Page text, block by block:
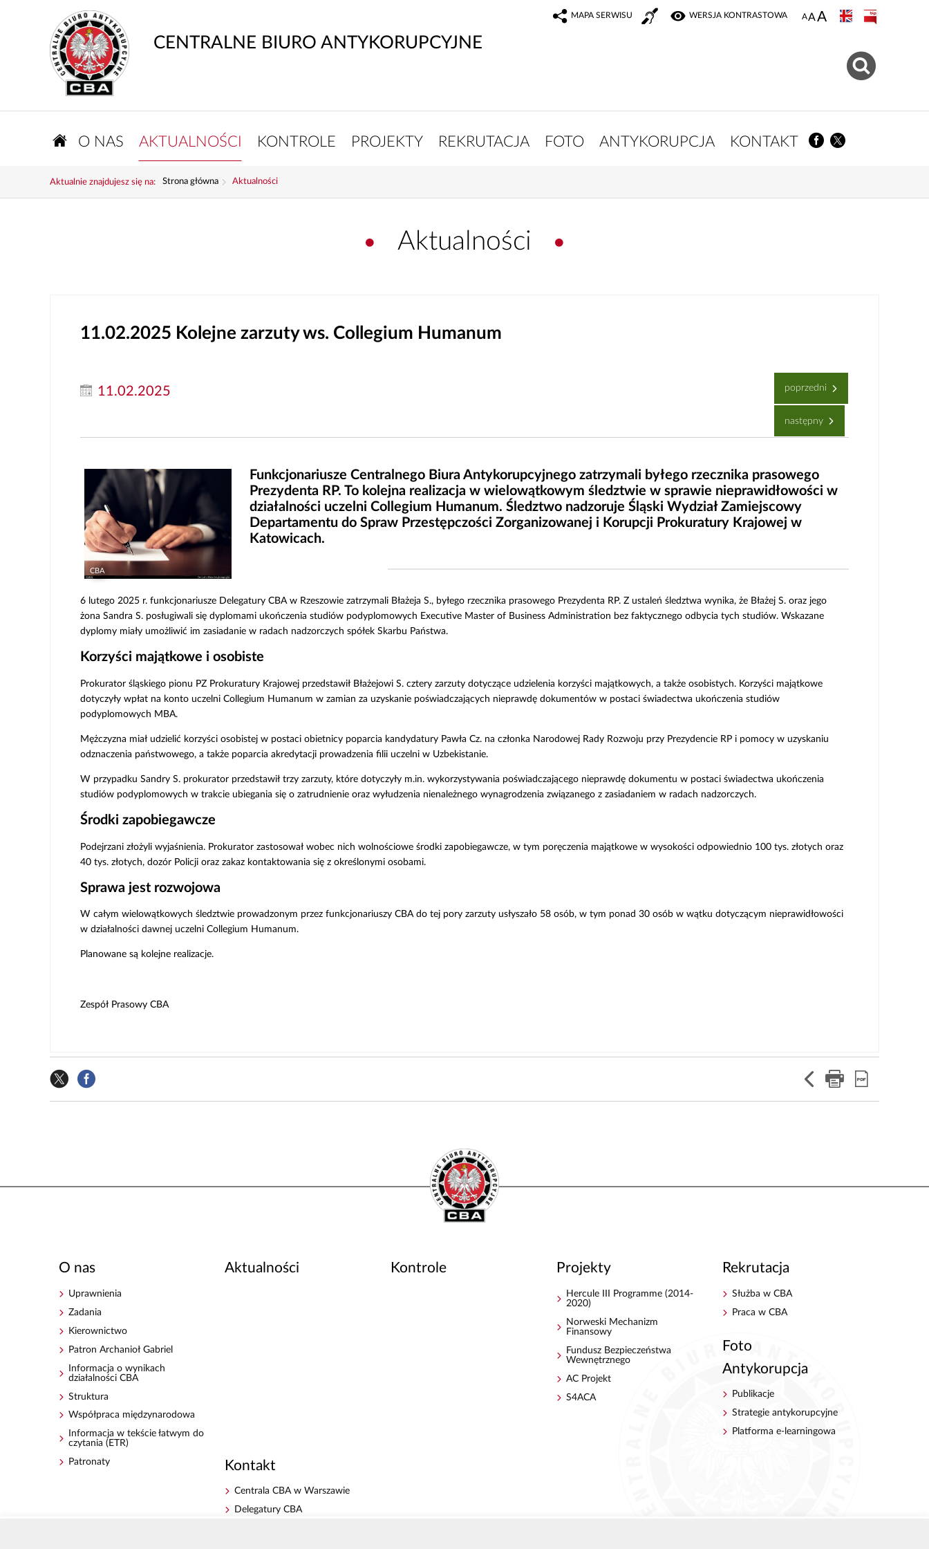
CENTRALNE BIURO ANTYKORUPCYJNE
MAPA SERWISU WERSJA KONTRASTOWA
O NAS AKTUALNOŚCI KONTROLE PROJEKTY REKRUTACJA FOTO ANTYKORUPCJA KONTAKT
Aktualnie znajdujesz się na: Strona główna Aktualności
Aktualności
11.02.2025 Kolejne zarzuty ws. Collegium Humanum
11.02.2025 poprzedni
następny
CBA
Funkcjonariusze Centralnego Biura Antykorupcyjnego zatrzymali byłego rzecznika prasowego
Prezydenta RP. To kolejna realizacja w wielowątkowym śledztwie w sprawie nieprawidłowości w
działalności uczelni Collegium Humanum. Śledztwo nadzoruje Śląski Wydział Zamiejscowy
Departamentu do Spraw Przestępczości Zorganizowanej i Korupcji Prokuratury Krajowej w
Katowicach.
6 lutego 2025 r. funkcjonariusze Delegatury CBA w Rzeszowie zatrzymali Błażeja S., byłego rzecznika prasowego Prezydenta RP. Z ustaleń śledztwa wynika, że Błażej S. oraz jego
żona Sandra S. posługiwali się dyplomami ukończenia studiów podyplomowych Executive Master of Business Administration bez faktycznego odbycia tych studiów. Wskazane
dyplomy miały umożliwić im zasiadanie w radach nadzorczych spółek Skarbu Państwa.
Korzyści majątkowe i osobiste
Prokurator śląskiego pionu PZ Prokuratury Krajowej przedstawił Błażejowi S. cztery zarzuty dotyczące udzielenia korzyści majątkowych, a także osobistych. Korzyści majątkowe
dotyczyły wpłat na konto uczelni Collegium Humanum w zamian za uzyskanie poświadczających nieprawdę dokumentów w postaci świadectwa ukończenia studiów
podyplomowych MBA.
Mężczyzna miał udzielić korzyści osobistej w postaci obietnicy poparcia kandydatury Pawła Cz. na członka Narodowej Rady Rozwoju przy Prezydencie RP i pomocy w uzyskaniu
odznaczenia państwowego, a także poparcia akredytacji prowadzenia filii uczelni w Uzbekistanie.
W przypadku Sandry S. prokurator przedstawił trzy zarzuty, które dotyczyły m.in. wykorzystywania poświadczającego nieprawdę dokumentu w postaci świadectwa ukończenia
studiów podyplomowych w trakcie ubiegania się o zatrudnienie oraz wyłudzenia nienależnego wynagrodzenia związanego z zasiadaniem w radach nadzorczych.
Środki zapobiegawcze
Podejrzani złożyli wyjaśnienia. Prokurator zastosował wobec nich wolnościowe środki zapobiegawcze, w tym poręczenia majątkowe w wysokości odpowiednio 100 tys. złotych oraz
40 tys. złotych, dozór Policji oraz zakaz kontaktowania się z określonymi osobami.
Sprawa jest rozwojowa
W całym wielowątkowych śledztwie prowadzonym przez funkcjonariuszy CBA do tej pory zarzuty usłyszało 58 osób, w tym ponad 30 osób w wątku dotyczącym nieprawidłowości
w działalności dawnej uczelni Collegium Humanum.
Planowane są kolejne realizacje.
Zespół Prasowy CBA
O nas
Uprawnienia
Zadania
Kierownictwo
Patron Archanioł Gabriel
Informacja o wynikach
działalności CBA
Struktura
Współpraca międzynarodowa
Informacja w tekście łatwym do
czytania (ETR)
Patronaty
Aktualności Kontrole Projekty
Hercule III Programme (2014-
2020)
Norweski Mechanizm
Finansowy
Fundusz Bezpieczeństwa
Wewnętrznego
AC Projekt
S4ACA
Rekrutacja
Służba w CBA
Praca w CBA
Foto
Antykorupcja
Publikacje
Strategie antykorupcyjne
Platforma e-learningowa
Kontakt
Centrala CBA w Warszawie
Delegatury CBA